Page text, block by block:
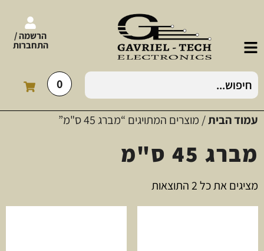
הרשמה /
התחברות
0
עמוד הבית/ מוצרים המתויגים “מברג 45 ס"מ”
מברג 45 ס"מ
מציגים את כל ⁦2⁩ התוצאות